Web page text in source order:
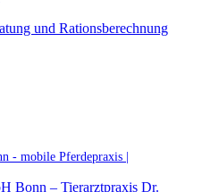
und Rationsberechnung
- mobile Pferdepraxis |